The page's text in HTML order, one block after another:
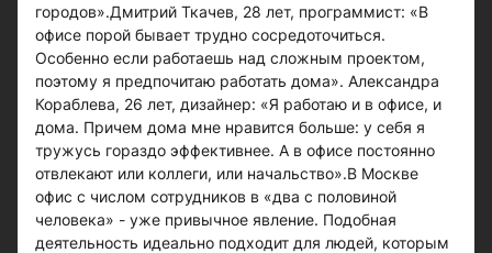
городов».Дмитрий Ткачев, 28 лет, программист: «В
офисе порой бывает трудно сосредоточиться.
Особенно если работаешь над сложным проектом,
поэтому я предпочитаю работать дома». Александра
Кораблева, 26 лет, дизайнер: «Я работаю и в офисе, и
дома. Причем дома мне нравится больше: у себя я
тружусь гораздо эффективнее. А в офисе постоянно
отвлекают или коллеги, или начальство».В Москве
офис с числом сотрудников в «два с половиной
человека» - уже привычное явление. Подобная
деятельность идеально подходит для людей, которым